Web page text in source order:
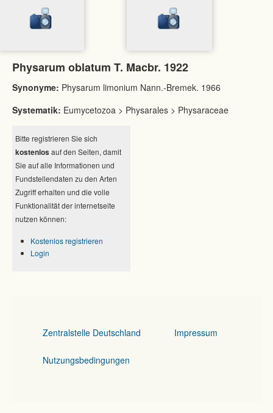
Physarum oblatum T. Macbr. 1922
Synonyme: Physarum limonium Nann.-Bremek. 1966
Systematik: Eumycetozoa > Physarales > Physaraceae
Bitte registrieren Sie sich
kostenlos auf den Seiten, damit
Sie auf alle Informationen und
Fundstellendaten zu den Arten
Zugriff erhalten und die volle
Funktionalität der internetseite
nutzen können:
Kostenlos registrieren
Login
Zentralstelle Deutschland Impressum
Nutzungsbedingungen